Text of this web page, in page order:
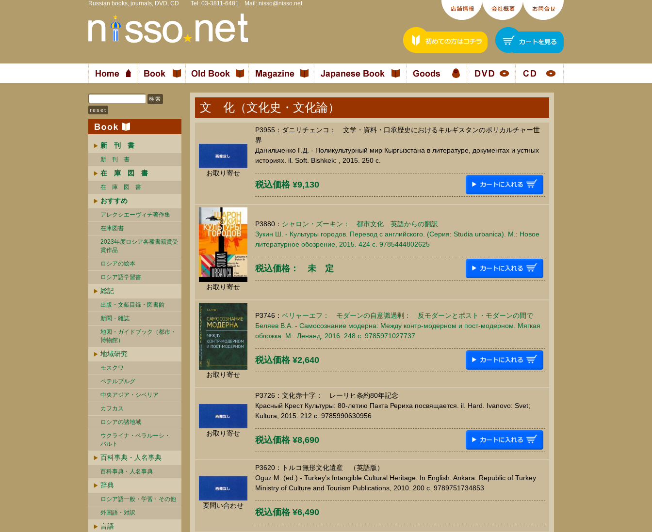
Russian books, journals, DVD, CD Tel: 03-3811-6481 Mail: nisso@nisso.net
新 刊 書
新 刊 書
在 庫 図 書
在 庫 図 書
おすすめ
アレクシエーヴィチ著作集
在庫図書
2023年度ロシア各種書籍賞受
賞作品
ロシアの絵本
ロシア語学習書
総記
出版・文献目録・図書館
新聞・雑誌
地図・ガイドブック（都市・
博物館）
地域研究
モスクワ
ペテルブルグ
中央アジア・シベリア
カフカス
ロシアの諸地域
ウクライナ・ベラルーシ・
バルト
百科事典・人名事典
百科事典・人名事典
辞典
ロシア語一般・学習・その他
外国語・対訳
言語
文 化（文化史・文化論）
お取り寄せ
P3955：ダニリチェンコ： 文学・資料・口承歴史におけるキルギスタンのポリカルチャー世
界
Данильченко Г.Д. - Поликультурный мир Кыргызстана в литературе, документах и устных
историях. il. Soft. Bishkek: , 2015. 250 c.
税込価格 ¥9,130
お取り寄せ
P3880： シャロン・ズーキン： 都市文化 英語からの翻訳
Зукин Ш. - Культуры городов. Перевод с английского. (Серия: Studia urbanica). М.: Новое
литературное обозрение, 2015. 424 c. 9785444802625
税込価格： 未 定
お取り寄せ
P3746： ベリャーエフ： モダーンの自意識過剰： 反モダーンとポスト・モダーンの間で
Беляев В.А. - Самосознание модерна: Между контр-модерном и пост-модерном. Мягкая
обложка. М.: Ленанд, 2016. 248 c. 9785971027737
税込価格 ¥2,640
お取り寄せ
P3726：文化赤十字： レーリヒ条約80年記念
Красный Крест Культуры: 80-летию Пакта Рериха посвящается. il. Hard. Ivanovo: Svet;
Kultura, 2015. 212 c. 9785990630956
税込価格 ¥8,690
要問い合わせ
P3620：トルコ無形文化遺産 （英語版）
Oguz M. (ed.) - Turkey’s Intangible Cultural Heritage. In English. Ankara: Republic of Turkey
Ministry of Culture and Tourism Publications, 2010. 200 c. 9789751734853
税込価格 ¥6,490